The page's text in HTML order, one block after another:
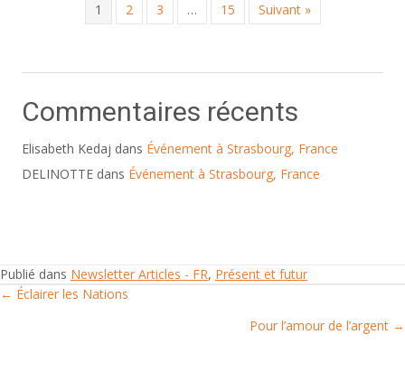
1 2 3 … 15 Suivant »
Commentaires récents
Elisabeth Kedaj dans Événement à Strasbourg, France
DELINOTTE dans Événement à Strasbourg, France
Publié dans Newsletter Articles - FR, Présent et futur
Posts
← Éclairer les Nations
Pour l’amour de l’argent →